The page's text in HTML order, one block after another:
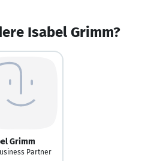
Isabel Grimm?
Grimm
Partner